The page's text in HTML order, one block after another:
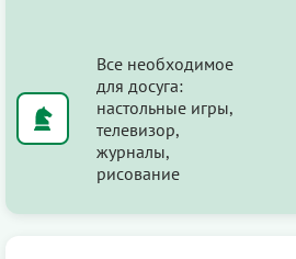
Все необходимое
для досуга:
настольные игры,
телевизор,
журналы,
рисование